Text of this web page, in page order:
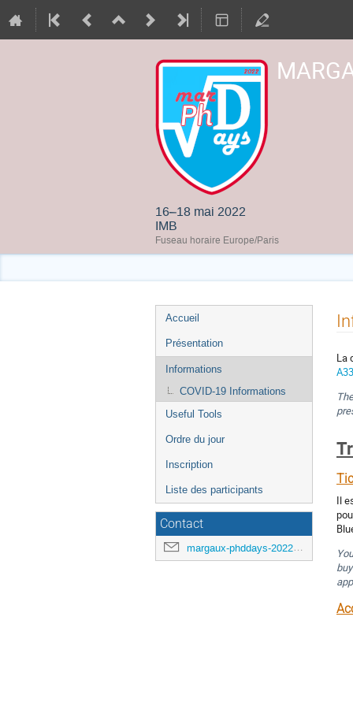
16–18 mai 2022
IMB
Fuseau horaire Europe/Paris
Menu
de
l'événement
Accueil
Présentation
Informations
COVID-19 Informations
Useful Tools
Ordre du jour
Inscription
Liste des participants
Contact
margaux-phddays-2022@math.u-bordeaux.fr
La
A33
Il